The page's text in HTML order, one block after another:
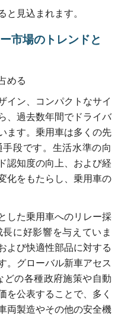
と見込まれます。
市場のトレンドと
める
イン、コンパクトなサイ
、過去数年間でドライバ
ます。乗用車は多くの先
段です。生活水準の向
認知度の向上、および経
化をもたらし、乗用車の
した乗用車へのリレー採
に好影響を与えていま
よび快適性部品に対する
。グローバル新車アセス
どの各種政府施策や自動
を公表することで、多く
両製造やその他の安全機